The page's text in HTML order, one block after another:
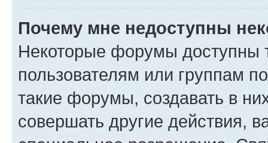
Почему мне недоступны
Некоторые форумы доступны
пользователям или группам
такие форумы, создавать в
совершать другие действия,